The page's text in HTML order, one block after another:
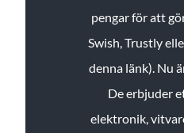
pengar för att
Swish, Trustly
denna länk). Nu
De erbjuder
elektronik,